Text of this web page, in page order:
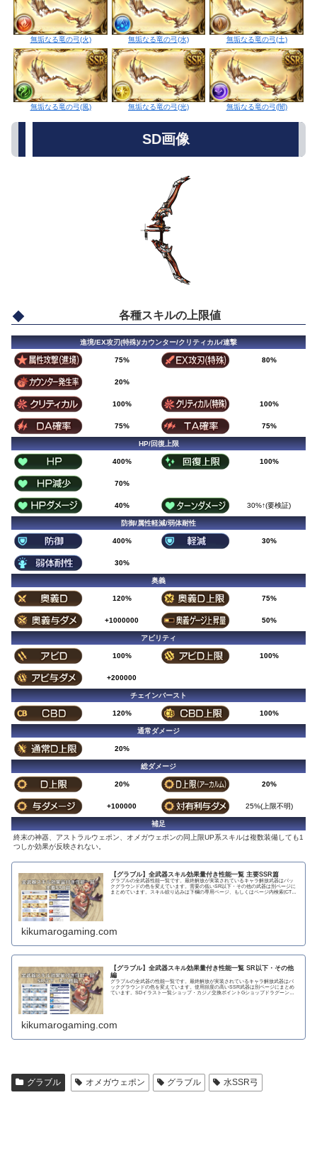
無垢なる竜の弓(火) 無垢なる竜の弓(水) 無垢なる竜の弓(土)
無垢なる竜の弓(風) 無垢なる竜の弓(光) 無垢なる竜の弓(闇)
SD画像
各種スキルの上限値
進境/EX攻刃(特殊)/カウンター/クリティカル/連撃
75% 80%
20%
100% 100%
75% 75%
HP/回復上限
400% 100%
70%
40% 30%↑(要検証)
防御/属性軽減/弱体耐性
400% 30%
30%
奥義
120% 75%
+1000000 50%
アビリティ
100% 100%
+200000
チェインバースト
120% 100%
通常ダメージ
20%
総ダメージ
20% 20%
+100000 25%(上限不明)
補足
終末の神器、アストラルウェポン、オメガウェポンの同上限UP系スキルは複数装備しても1
つしか効果が反映されない。
【グラブル】全武器スキル効果量付き性能一覧 主要SSR篇
グラブルの全武器性能一覧です。最終解放が実装されているキャラ解放武器はバッ
クグラウンドの色を変えています。需要の低いSR以下・その他の武器は別ページに
まとめています。スキル絞り込みは下欄の専用ページ、もしくはページ内検索(CTRL
kikumarogaming.com
【グラブル】全武器スキル効果量付き性能一覧 SR以下・その他
編
グラブルの全武器の性能一覧です。最終解放が実装されているキャラ解放武器はバ
ックグラウンドの色を変えています。使用頻度の高いSSR武器は別ページにまとめ
ています。SDイラスト一覧ショップ・カジノ交換ポイントGショップドラグーンラ
kikumarogaming.com
グラブル オメガウェポン グラブル 水SSR弓